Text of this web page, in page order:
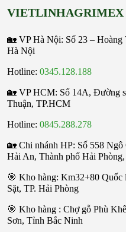
VIETLINHAGRIMEX
🏡 VP Hà Nội: Số 23 –
Hà Nội
Hotline: 0345.128.188
🏡 VP HCM: Số 14A, Đường
Thuận, TP.HCM
Hotline: 0845.288.278
🏡 Chi nhánh HP: Số 558
Hải An, Thành phố Hải
🎯 Kho hàng: Km32+80
Sặt, TP. Hải Phòng
️🎯 Kho hàng : Chợ gỗ Phù
Sơn, Tỉnh Bắc Ninh